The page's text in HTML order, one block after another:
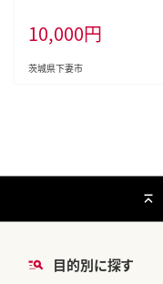
かせ 人気スイーツ 秋 バニラ
いちごミルク スイーツ 焼き芋
ま茶 スイーツ メロン 梅 紫煌
10,000円
茨城県下妻市
目的別に探す